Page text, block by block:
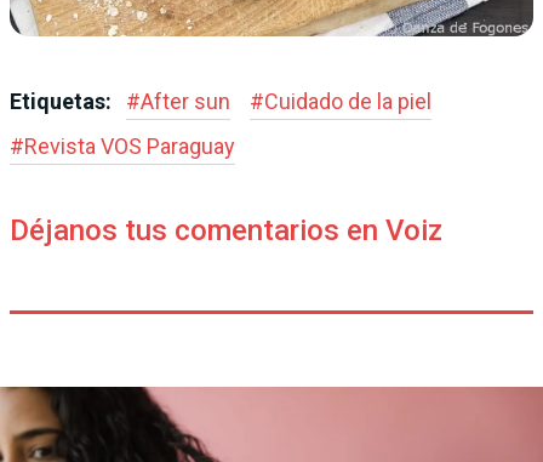
Etiquetas: #After sun #Cuidado de la piel
#Revista VOS Paraguay
Déjanos tus comentarios en Voiz